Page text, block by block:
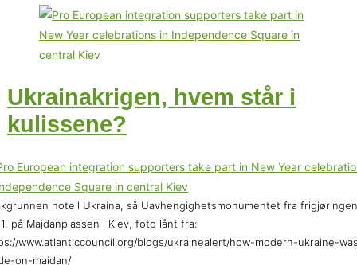
Ukrainakrigen, hvem står i
kulissene?
hotell Ukraina, så Uavhengighetsmonumentet fra
på Majdanplassen i Kiev, foto lånt fra:
www.atlanticcouncil.org/blogs/ukrainealert/how-modern-ukraine-
on-maidan/